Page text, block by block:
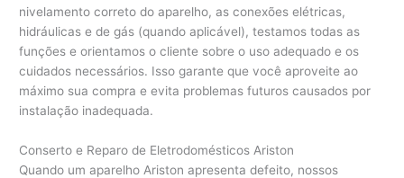
nivelamento correto do aparelho, as conexões elétricas,
hidráulicas e de gás (quando aplicável), testamos todas as
funções e orientamos o cliente sobre o uso adequado e os
cuidados necessários. Isso garante que você aproveite ao
máximo sua compra e evita problemas futuros causados por
instalação inadequada.
Conserto e Reparo de Eletrodomésticos Ariston
Quando um aparelho Ariston apresenta defeito, nossos